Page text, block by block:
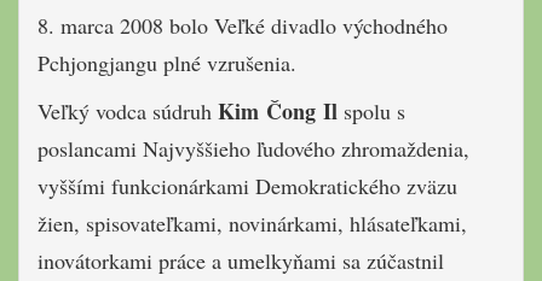
8. marca 2008 bolo Veľké divadlo východného
Pchjongjangu plné vzrušenia.
Veľký vodca súdruh Kim Čong Il spolu s
poslancami Najvyššieho ľudového zhromaždenia,
vyššími funkcionárkami Demokratického zväzu
žien, spisovateľkami, novinárkami, hlásateľkami,
inovátorkami práce a umelkyňami sa zúčastnil